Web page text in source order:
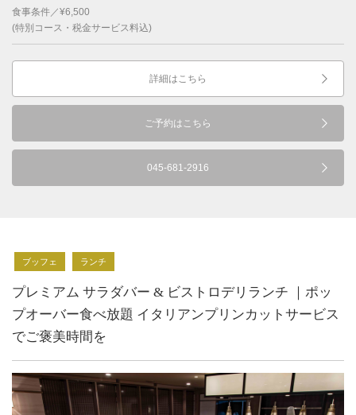
食事条件／¥6,500
(特別コース・税金サービス料込)
詳細はこちら
ご予約はこちら
045-681-2916
ブッフェ ランチ
プレミアム サラダバー & ビストロデリランチ ｜ポッ
プオーバー食べ放題 イタリアンプリンカットサービス
でご褒美時間を